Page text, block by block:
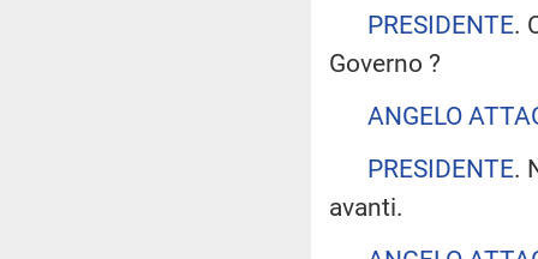
PRESIDENTE.
Governo ?
ANGELO
PRESIDENTE.
avanti.